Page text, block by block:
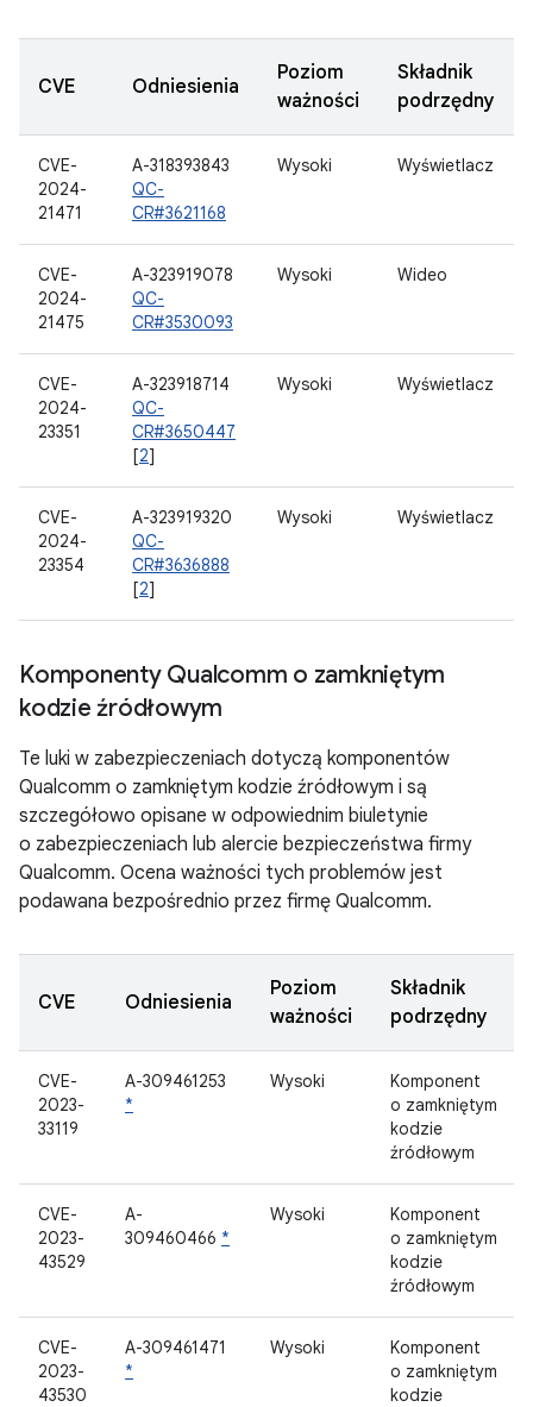
CVE Odniesienia
Poziom
ważności
Składnik
podrzędny
CVE-
2024-
21471
A-318393843
QC-
CR#3621168
Wysoki Wyświetlacz
CVE-
2024-
21475
A-323919078
QC-
CR#3530093
Wysoki Wideo
CVE-
2024-
23351
A-323918714
QC-
CR#3650447
[2]
Wysoki Wyświetlacz
CVE-
2024-
23354
A-323919320
QC-
CR#3636888
[2]
Wysoki Wyświetlacz
Komponenty Qualcomm o zamkniętym
kodzie źródłowym
Te luki w zabezpieczeniach dotyczą komponentów
Qualcomm o zamkniętym kodzie źródłowym i są
szczegółowo opisane w odpowiednim biuletynie
o zabezpieczeniach lub alercie bezpieczeństwa firmy
Qualcomm. Ocena ważności tych problemów jest
podawana bezpośrednio przez firmę Qualcomm.
CVE Odniesienia
Poziom
ważności
Składnik
podrzędny
CVE-
2023-
33119
A-309461253
*
Wysoki
Komponent
o zamkniętym
kodzie
źródłowym
CVE-
2023-
43529
A-
309460466 *
Wysoki
Komponent
o zamkniętym
kodzie
źródłowym
CVE-
2023-
43530
A-309461471
*
Wysoki
Komponent
o zamkniętym
kodzie